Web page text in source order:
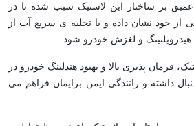
بر ساختار این لاستیک سبب شده تا در
از خود نشان داده و با تخلیه ی سریع آب از
و لغزش خودرو شود.
فرمان پذیری بالا و بهبود هندلینگ خودرو در
داشته و رانندگی ایمن برایمان فراهم می